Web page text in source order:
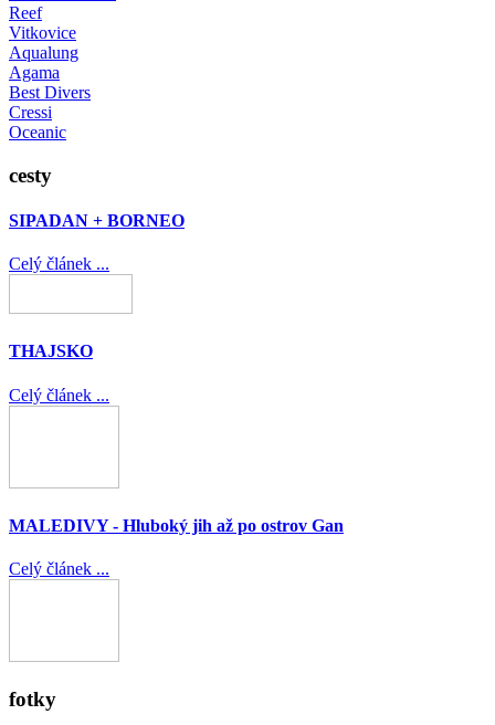
Reef
Vitkovice
Aqualung
Agama
Best Divers
Cressi
Oceanic
cesty
SIPADAN + BORNEO
Celý článek ...
THAJSKO
Celý článek ...
MALEDIVY - Hluboký jih až po ostrov Gan
Celý článek ...
fotky